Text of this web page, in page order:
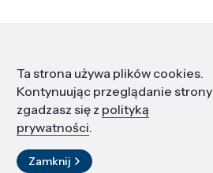
Informacje
Edukacja i kariera
Zasoby i materiały
Kontakt
Ta strona używa plików cookies.
Kontynuując przeglądanie strony
zgadzasz się z polityką
prywatności.
Zamknij